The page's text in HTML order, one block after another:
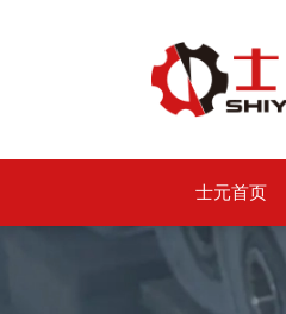
士元首页